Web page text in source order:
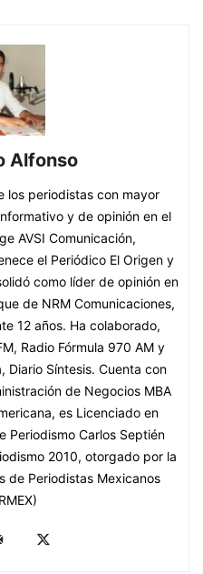
Alfonso
los periodistas con mayor
y de opinión en el
AVSI Comunicación,
el Periódico El Origen y
como líder de opinión en
de NRM Comunicaciones,
12 años. Ha colaborado,
Radio Fórmula 970 AM y
Diario Síntesis. Cuenta con
de Negocios MBA
es Licenciado en
Periodismo Carlos Septién
2010, otorgado por la
de Periodistas Mexicanos